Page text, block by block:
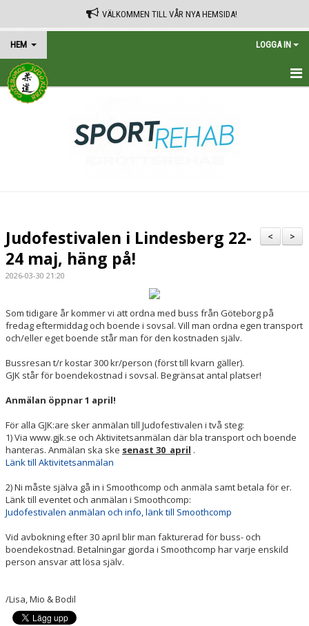
VÄLKOMMEN TILL VÅR NYA HEMSIDA!
HEM LOGGA IN
HEM
TRÄNINGSSCHEMA
IN ENGLISH
>
<
Judofestivalen i Lindesberg 22-
24 maj, häng på!
2026-03-30 21:20
Som tidigare år kommer vi att ordna med buss från Göteborg på
fredag eftermiddag och boende i sovsal. Vill man ordna egen transport
och/eller eget boende står man för den kostnaden själv.
Bussresan t/r kostar 300 kr/person (först till kvarn gäller).
GJK står för boendekostnad i sovsal. Begränsat antal platser!
Anmälan öppnar 1 april!
För alla GJK:are sker anmälan till Judofestivalen i två steg:
1) Via www.gjk.se och Aktivitetsanmälan där bla transport och boende
hanteras. Anmälan ska ske senast 30 april .
Länk till Aktivitetsanmälan
2) Ni måste själva gå in i Smoothcomp och anmäla samt betala för er.
Länk till eventet och anmälan i Smoothcomp:
Judofestivalen anmälan och info, länk till Smoothcomp
Vid avbokning efter 30 april blir man fakturerad för buss- och
boendekostnad. Betalningar gjorda i Smoothcomp har varje enskild
person ansvar att lösa själv.
/Lisa, Mio & Bodil